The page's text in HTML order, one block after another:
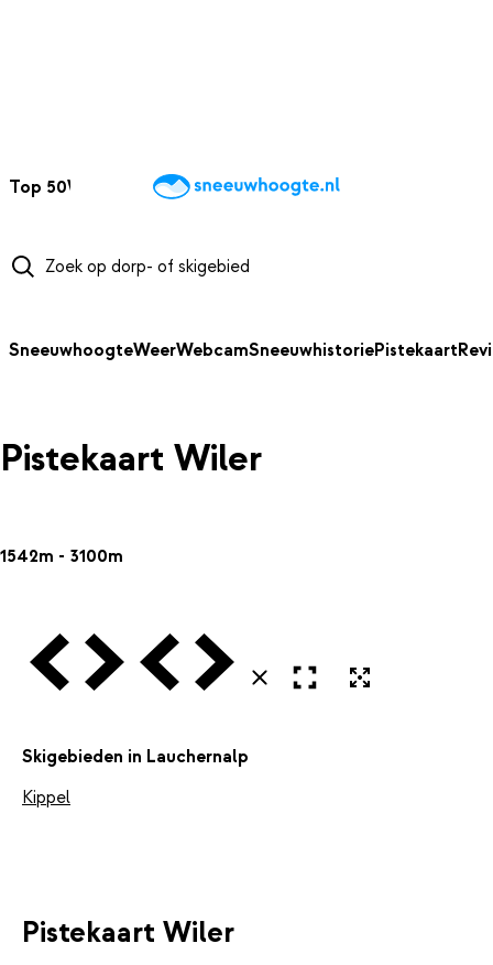
Top 50Webcams WintersportweerKaarten
SneeuwhoogteWeerWebcamSneeuwhistoriePistekaart
Pistekaart Wiler
1542m - 3100m
Vorige VolgendeVorige Volgende
SluitenOpen in volledig scherm
Skigebieden in Lauchernalp
Kippel
Pistekaart Wiler